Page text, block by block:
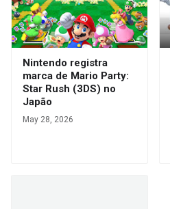
Nintendo registra
marca de Mario Party:
Star Rush (3DS) no
Japão
May 28, 2026